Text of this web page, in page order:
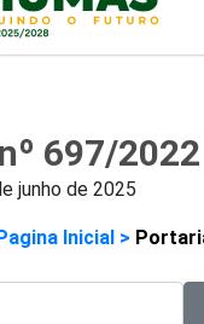
697/2022
junho de 2025
Pagina Inicial >